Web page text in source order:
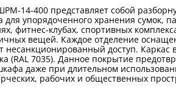
14-400 представляет собой
для упорядоченного хранения сумок,
фитнес-клубах, спортивных
вещей. Каждое отделение
несанкционированный доступ.
(RAL 7035). Данное покрытие
даже при длительном
рабочих и общественных